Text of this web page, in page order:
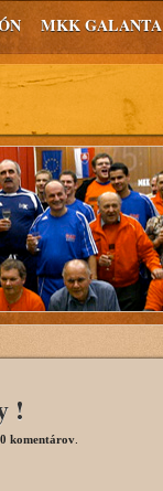
MKK GALANTA
!
0 komentárov